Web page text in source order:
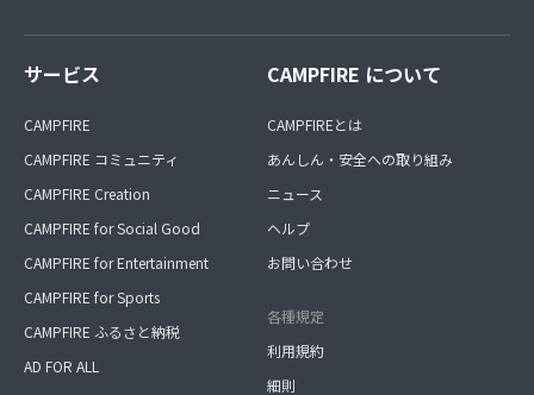
サービス
CAMPFIRE
CAMPFIRE コミュニティ
CAMPFIRE Creation
CAMPFIRE for Social Good
CAMPFIRE for Entertainment
CAMPFIRE for Sports
CAMPFIRE ふるさと納税
AD FOR ALL
CAMPFIRE について
CAMPFIREとは
あんしん・安全への取り組み
ニュース
ヘルプ
お問い合わせ
各種規定
利用規約
細則